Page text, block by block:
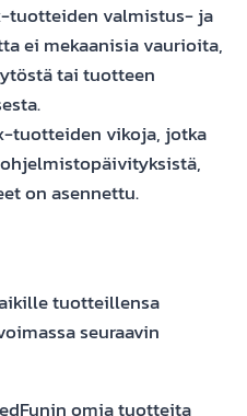
tuotteiden valmistus- ja
ei mekaanisia vaurioita,
tai tuotteen
tuotteiden vikoja, jotka
on asennettu.
tuotteillensa
seuraavin
omia tuotteita